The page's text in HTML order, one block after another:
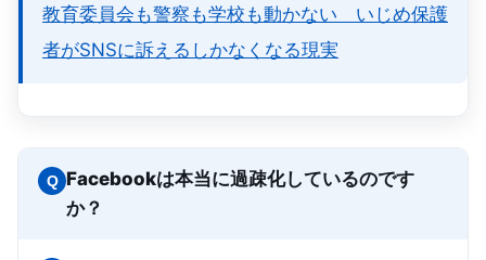
教育委員会も警察も学校も動かない いじめ保護
者がSNSに訴えるしかなくなる現実
Q Facebookは本当に過疎化しているのです
か？